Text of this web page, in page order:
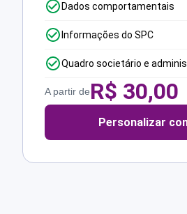
Dados comportamentais
Informações do SPC
Quadro societário e
A partir deR$ 30,00
Personalizar